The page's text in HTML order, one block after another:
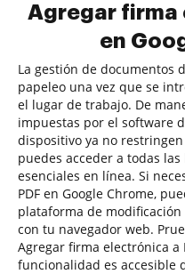
Agregar firma
en
La gestión de documentos
papeleo una vez que se
el lugar de trabajo. De
impuestas por el software
dispositivo ya no
puedes acceder a todas
esenciales en línea. Si
PDF en Google Chrome,
plataforma de
con tu navegador web.
Agregar firma electrónica a
funcionalidad es accesible